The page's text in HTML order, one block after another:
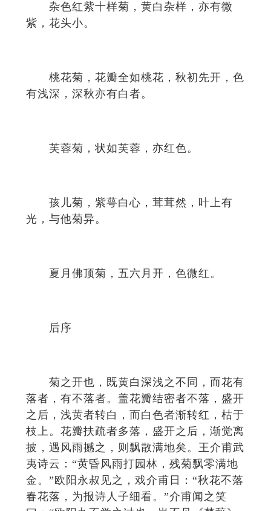
杂色红紫十样菊，黄白杂样，亦有微
紫，花头小。
桃花菊，花瓣全如桃花，秋初先开，色
有浅深，深秋亦有白者。
芙蓉菊，状如芙蓉，亦红色。
孩儿菊，紫萼白心，茸茸然，叶上有
光，与他菊异。
夏月佛顶菊，五六月开，色微红。
后序
菊之开也，既黄白深浅之不同，而花有
落者，有不落者。盖花瓣结密者不落，盛开
之后，浅黄者转白，而白色者渐转红，枯于
枝上。花瓣扶疏者多落，盛开之后，渐觉离
披，遇风雨撼之，则飘散满地矣。王介甫武
夷诗云：“黄昏风雨打园林，残菊飘零满地
金。”欧阳永叔见之，戏介甫日：“秋花不落
春花落，为报诗人子细看。”介甫闻之笑